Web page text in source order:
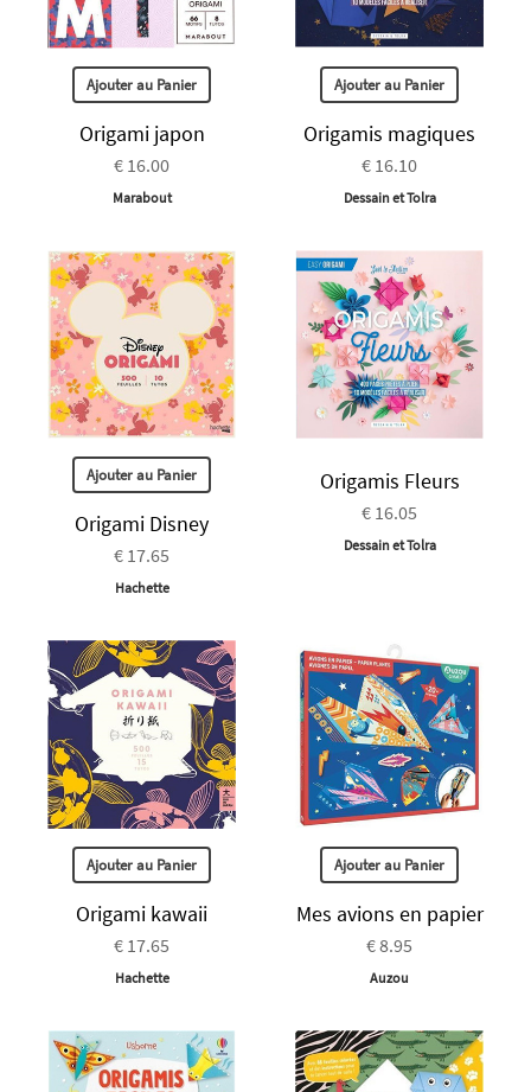
Ajouter au Panier
Origami japon
€ 16.00
Marabout
Ajouter au Panier
Origamis magiques
€ 16.10
Dessain et Tolra
Ajouter au Panier
Origami Disney
€ 17.65
Hachette
Origamis Fleurs
€ 16.05
Dessain et Tolra
Ajouter au Panier
Origami kawaii
€ 17.65
Hachette
Ajouter au Panier
Mes avions en papier
€ 8.95
Auzou